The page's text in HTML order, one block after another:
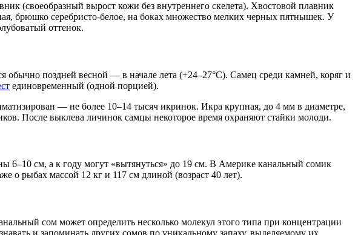
(своеобразный вырост кожи без внутреннего скелета). Хвостовой плавник
брюшко серебристо-белое, на боках множество мелких черных пятнышек. У
оттенок.
обычно поздней весной — в начале лета (+24–27°С). Самец среди камней, коряг и
единовременный (одной порцией).
— не более 10–14 тысяч икринок. Икра крупная, до 4 мм в диаметре,
После выклева личинок самцы некоторое время охраняют стайки молоди.
6–10 см, а к году могут «вытянуться» до 19 см. В Америке канальный сомик
о рыбах массой 12 кг и 117 см длиной (возраст 40 лет).
сом может определить несколько молекул этого типа при концентрации
и запоминать других сомов по уникальному запаху, выделяемому их